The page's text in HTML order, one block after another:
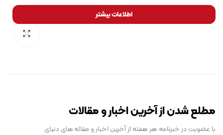
اطلاعات بیشتر
مطلع شدن از آخرین اخبار و مقالات
با عضویت در خبرنامه هر هفته از آخرین اخبار و مقاله های دنیای